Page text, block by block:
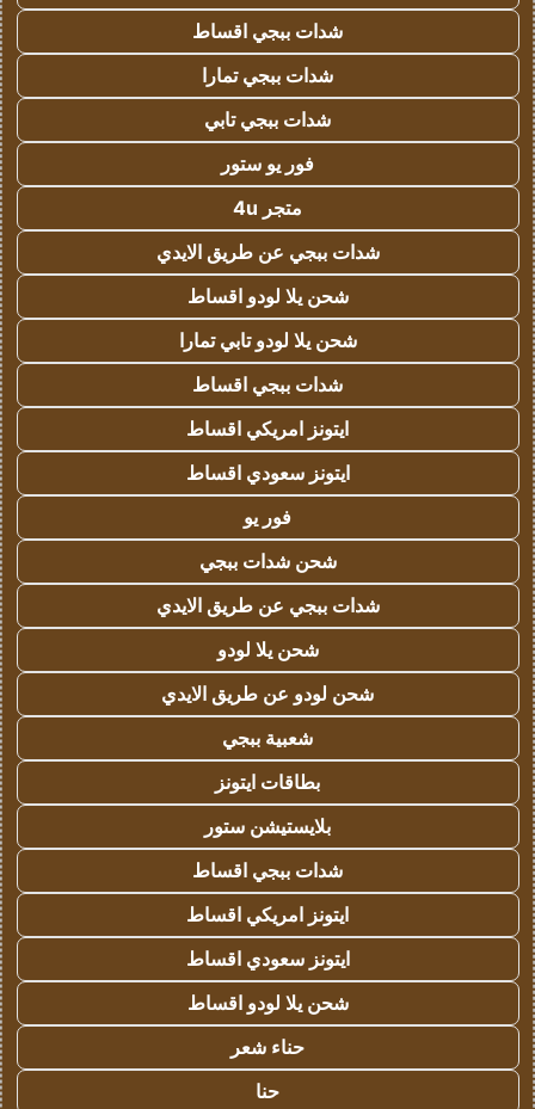
شدات ببجي اقساط
شدات ببجي تمارا
شدات ببجي تابي
فور يو ستور
متجر 4u
شدات ببجي عن طريق الايدي
شحن يلا لودو اقساط
شحن يلا لودو تابي تمارا
شدات ببجي اقساط
ايتونز امريكي اقساط
ايتونز سعودي اقساط
فور يو
شحن شدات ببجي
شدات ببجي عن طريق الايدي
شحن يلا لودو
شحن لودو عن طريق الايدي
شعبية ببجي
بطاقات ايتونز
بلايستيشن ستور
شدات ببجي اقساط
ايتونز امريكي اقساط
ايتونز سعودي اقساط
شحن يلا لودو اقساط
حناء شعر
حنا